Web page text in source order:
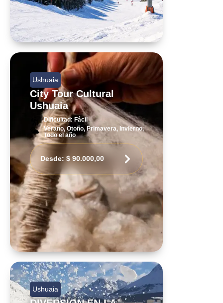
Ushuaia
City Tour Cultural
Ushuaia
Dificultad: Fácil
Verano, Otoño, Primavera, Invierno,
Todo el año
Desde: $ 90.000,00
Ushuaia